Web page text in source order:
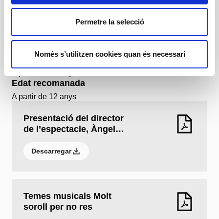
Permetre la selecció
Només s’utilitzen cookies quan és necessari
2 h 35 min (amb entreacte inclòs)
Centres educatius i escoles d'adults en funcions
Horaris
2 h 35 min (amb entreacte inclòs)
Edat recomanada
A partir de 12 anys
Presentació del director
de l’espectacle, Àngel…
Descarregar
Temes musicals Molt
soroll per no res